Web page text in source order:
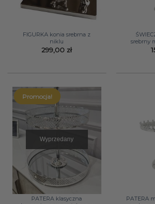
FIGURKA konia srebrna z
niklu
299,00 zł
srebrny
Promocja!
Wyprzedany
PATERA klasyczna
PATERA